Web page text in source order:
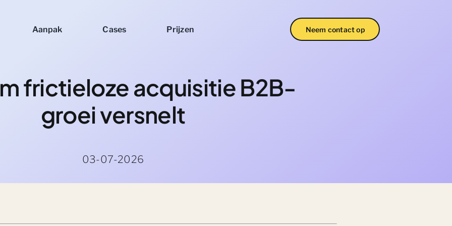
Aanpak Cases Prijzen Neem contact op
frictieloze acquisitie B2B-
groei versnelt
03-07-2026